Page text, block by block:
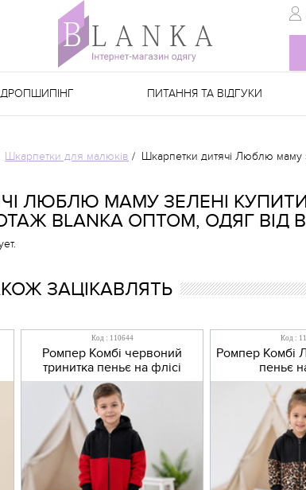
ДРОПШИПІНГ ПИТАННЯ ТА ВІДГУКИ
Шкарпетки для малюків / Шкарпетки дитячі Люблю маму
ЛЮБЛЮ МАМУ ЗЕЛЕНІ КУПИТИ
BLANKA ОПТОМ, ОДЯГ ВІД
ЗАЦІКАВЛЯТЬ
Код : 110644
Ромпер Комбі червоний
тринитка пеньє на флісі
Код :
Ромпер Комбі
пеньє